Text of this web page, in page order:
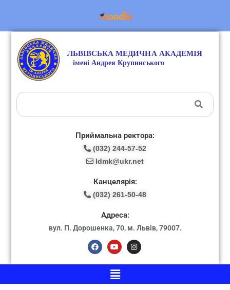
Приймальна ректора:
(032) 244-57-52
ldmk@ukr.net
Канцелярія:
(032) 261-50-48
Адреса:
вул. П. Дорошенка, 70, м. Львів, 79007.